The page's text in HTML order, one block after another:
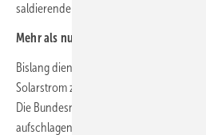
saldierender Netzeinspeisung.
Mehr als nur Eigenverbrauch
Bislang dienten Batteriespeicher meist
Solarstrom zwischenzulagern, um den
Die Bundesnetzagentur will mit ihrer
aufschlagen: Speicher sollen künftig